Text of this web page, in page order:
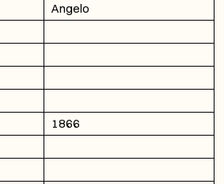
Angelo
1866